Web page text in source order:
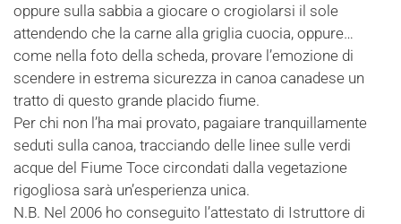
oppure sulla sabbia a giocare o crogiolarsi il sole
attendendo che la carne alla griglia cuocia, oppure…
come nella foto della scheda, provare l’emozione di
scendere in estrema sicurezza in canoa canadese un
tratto di questo grande placido fiume.
Per chi non l’ha mai provato, pagaiare tranquillamente
seduti sulla canoa, tracciando delle linee sulle verdi
acque del Fiume Toce circondati dalla vegetazione
rigogliosa sarà un’esperienza unica.
N.B. Nel 2006 ho conseguito l’attestato di Istruttore di